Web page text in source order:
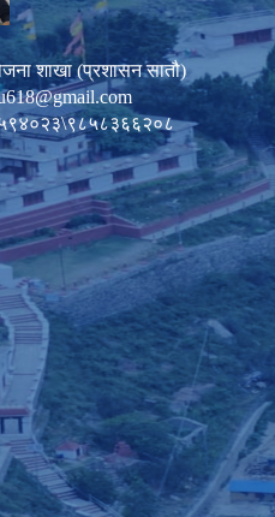
शाखा (प्रशासन सातौ)